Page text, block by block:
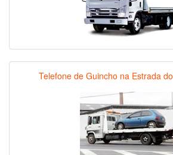
Telefone de Guincho na Estrada